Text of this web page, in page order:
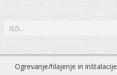
Ogrevanje/hlajenje in inštalacije